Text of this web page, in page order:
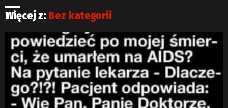
Więcej z: Bez kategorii